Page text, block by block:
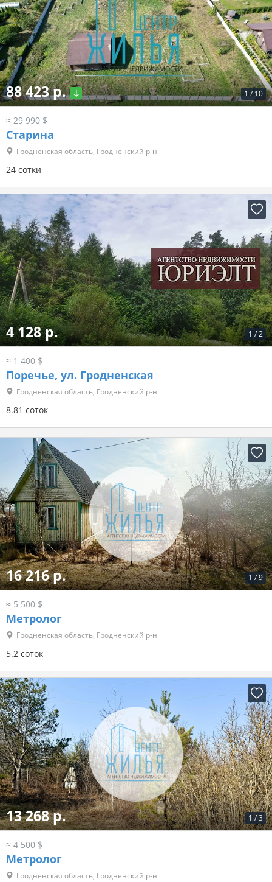
1 / 10
88 423 р.
≈ 29 990 $
Старина
Гродненская область, Гродненский р-н
24 сотки
1 /2
4 128 р.
≈ 1 400 $
Поречье, ул. Гродненская
Гродненская область, Гродненский р-н
8.81 соток
1 /9
16 216 р.
≈ 5 500 $
Метролог
Гродненская область, Гродненский р-н
5.2 соток
1 /3
13 268 р.
≈ 4 500 $
Метролог
Гродненская область, Гродненский р-н